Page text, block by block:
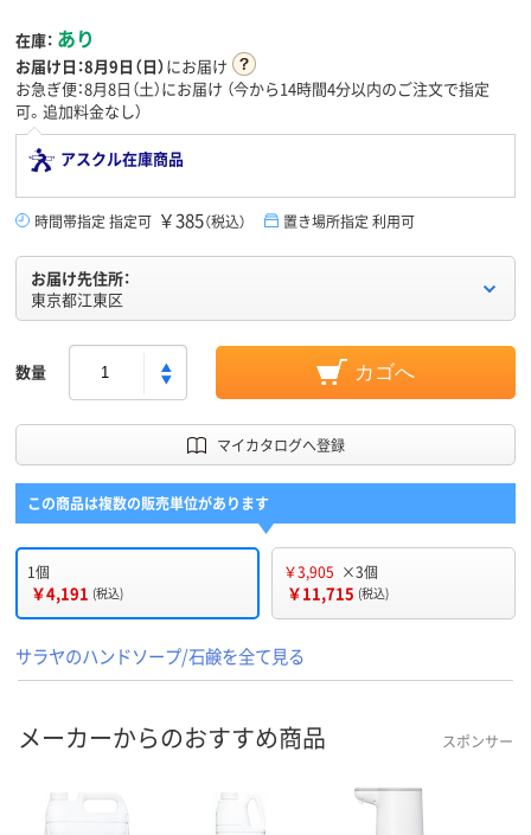
在庫： あり
お届け日：8月9日（日）にお届け
お急ぎ便：8月8日（土）にお届け （今から14時間4分以内のご注文で指定
可。追加料金なし）
アスクル在庫商品
時間帯指定 指定可 ￥385（税込） 置き場所指定 利用可
お届け先住所：
東京都江東区
数量 カゴへ
マイカタログへ登録
この商品は複数の販売単位があります
1個
￥4,191 (税込)
￥3,905 ×3個
￥11,715 (税込)
サラヤのハンドソープ/石鹸を全て見る
メーカーからのおすすめ商品 スポンサー